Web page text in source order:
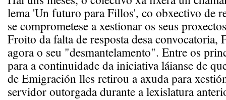
lema 'Un futuro para Fillos', co obxectivo de
se comprometese a xestionar os seus
Froito da falta de resposta desa convocatoria,
agora o seu "desmantelamento". Entre os
para a continuidade da iniciativa láianse de
de Emigración lles retirou a axuda para
servidor outorgada durante a lexislatura